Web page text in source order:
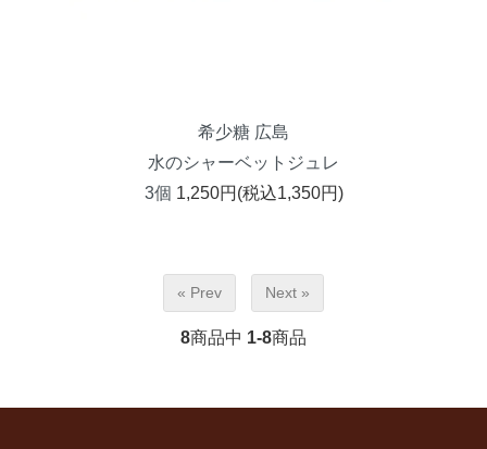
希少糖 広島
水のシャーベットジュレ
3個 1,250円(税込1,350円)
« Prev Next »
8商品中 1-8商品